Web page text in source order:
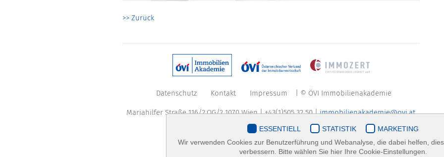
>> Zurück
Datenschutz Kontakt Impressum | © ÖVI Immobilienakademie
Mariahilfer Straße 116/2.OG/2 1070 Wien | +43(1)505 32 50 |immobilienakademie@ovi.at
ESSENTIELL STATISTIK
MARKETING
Wir verwenden Cookies zur Benutzerführung und Webanalyse, die dabei helfen,
verbessern. Bitte wählen Sie hier Ihre Cookie-Einstellungen.